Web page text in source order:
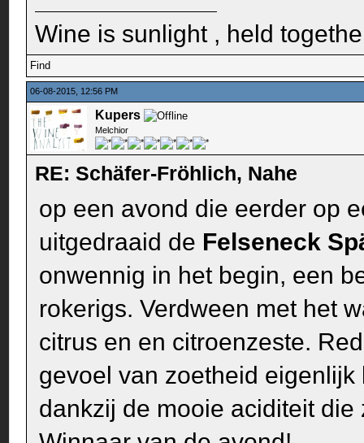
Wine is sunlight , held
Find
06-08-2015, 12:56 PM
Kupers
Melchior
RE: Schäfer-Fröhlich, Nahe
op een avond die eerder op
uitgedraaid de Felseneck
onwennig in het begin, een
rokerigs. Verdween met het
citrus en en citroenzeste.
gevoel van zoetheid
dankzij de mooie aciditeit